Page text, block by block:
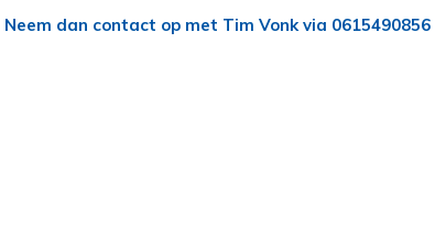
Neem dan contact op met Tim Vonk via 0615490856